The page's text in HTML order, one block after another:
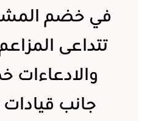
في خضم
تتداعى
جانب